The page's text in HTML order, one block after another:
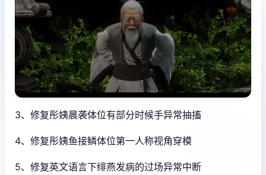
3、修复彤姨晨袭体位有部分时候手异常抽搐
4、修复彤姨鱼接鳞体位第一人称视角穿模
5、修复英文语言下绯燕发病的过场异常中断